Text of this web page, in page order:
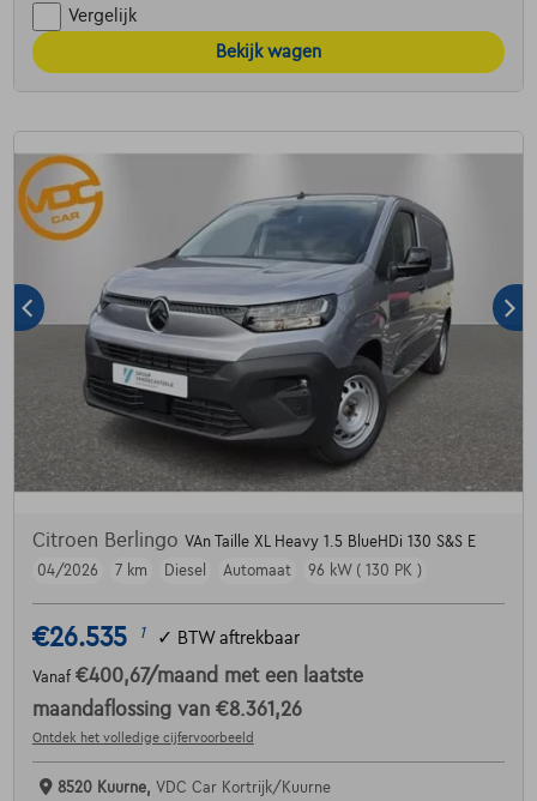
Vergelijk
Bekijk wagen
Citroen Berlingo VAn Taille XL Heavy 1.5 BlueHDi 130 S&S E
04/2026
7 km Diesel Automaat 96 kW ( 130 PK )
€26.535 1 ✓ BTW aftrekbaar
Vanaf €400,67/maand met een laatste
maandaflossing van €8.361,26
Ontdek het volledige cijfervoorbeeld
8520 Kuurne, VDC Car Kortrijk/Kuurne